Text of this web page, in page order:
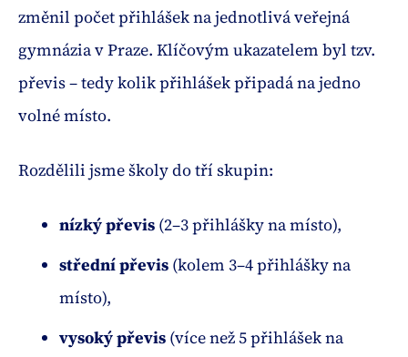
změnil počet přihlášek na jednotlivá veřejná
gymnázia v Praze. Klíčovým ukazatelem byl tzv.
převis – tedy kolik přihlášek připadá na jedno
volné místo.
Rozdělili jsme školy do tří skupin:
nízký převis(2–3 přihlášky na místo),
střední převis(kolem 3–4 přihlášky na
místo),
vysoký převis(více než 5 přihlášek na